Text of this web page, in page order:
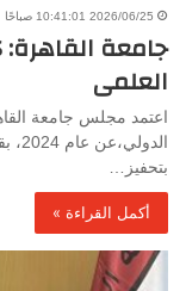
2026/06/25 10:41:01 صباحًا
العلمى
اعتمد مجلس جامعة
بتحفيز…
أكمل القراءة »